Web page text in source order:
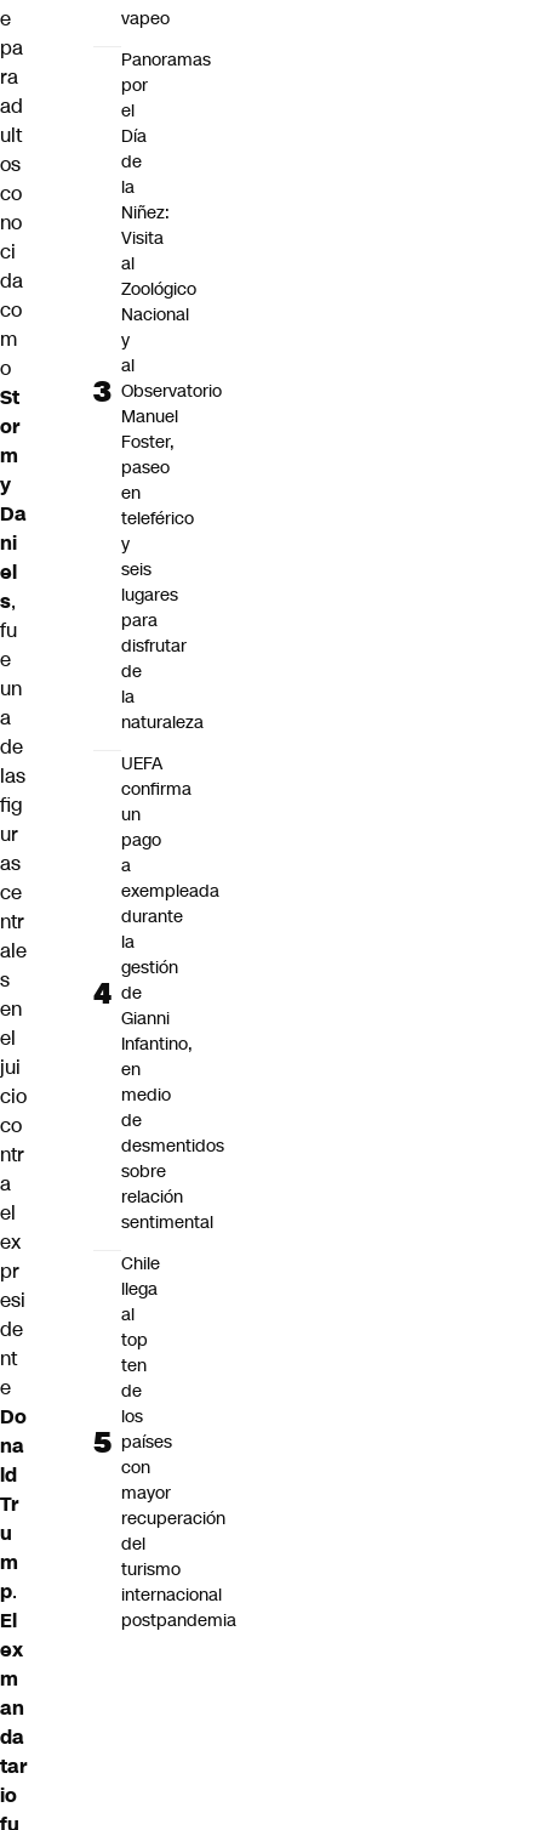
e
pa
ra
ad
ult
os
co
no
ci
da
co
m
o
St
or
m
y
Da
ni
el
s,
fu
e
un
a
de
las
fig
ur
as
ce
ntr
ale
s
en
el
jui
cio
co
ntr
a
el
ex
pr
esi
de
nt
e
Do
na
ld
Tr
u
m
p.
El
ex
m
an
da
tar
io
fu
vapeo
Panoramas
por
el
Día
de
la
Niñez:
Visita
al
Zoológico
Nacional
y
al
Observatorio
Manuel
Foster,
paseo
en
teleférico
y
seis
lugares
para
disfrutar
de
la
naturaleza
UEFA
confirma
un
pago
a
exempleada
durante
la
gestión
de
Gianni
Infantino,
en
medio
de
desmentidos
sobre
relación
sentimental
Chile
llega
al
top
ten
de
los
países
con
mayor
recuperación
del
turismo
internacional
postpandemia